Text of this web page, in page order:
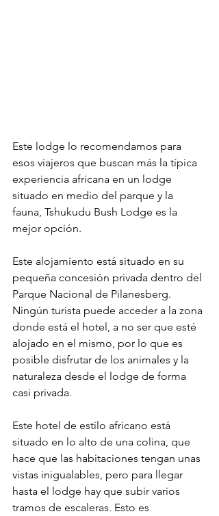
Este lodge lo recomendamos para
esos viajeros que buscan más la típica
experiencia africana en un lodge
situado en medio del parque y la
fauna, Tshukudu Bush Lodge es la
mejor opción.
Este alojamiento está situado en su
pequeña concesión privada dentro del
Parque Nacional de Pilanesberg.
Ningún turista puede acceder a la zona
donde está el hotel, a no ser que esté
alojado en el mismo, por lo que es
posible disfrutar de los animales y la
naturaleza desde el lodge de forma
casi privada.
Este hotel de estilo africano está
situado en lo alto de una colina, que
hace que las habitaciones tengan unas
vistas inigualables, pero para llegar
hasta el lodge hay que subir varios
tramos de escaleras. Esto es